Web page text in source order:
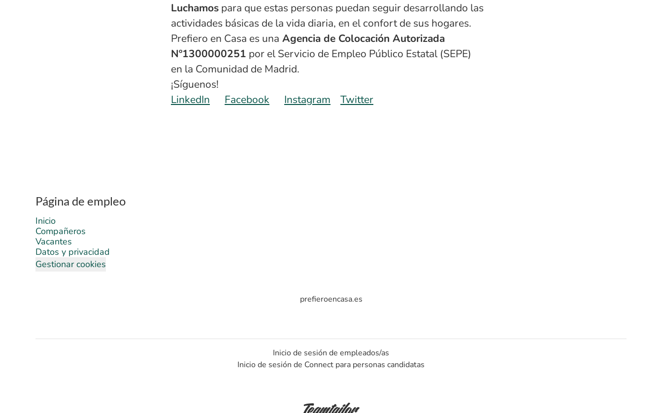
Luchamos para que estas personas puedan seguir desarrollando las
actividades básicas de la vida diaria, en el confort de sus hogares.
Prefiero en Casa es una Agencia de Colocación Autorizada
Nº1300000251 por el Servicio de Empleo Público Estatal (SEPE)
en la Comunidad de Madrid.
¡Síguenos!
LinkedIn
Facebook Instagram Twitter
Página de empleo
Inicio
Compañeros
Vacantes
Datos y privacidad
Gestionar cookies
prefieroencasa.es
Inicio de sesión de empleados/as
Inicio de sesión de Connect para personas candidatas